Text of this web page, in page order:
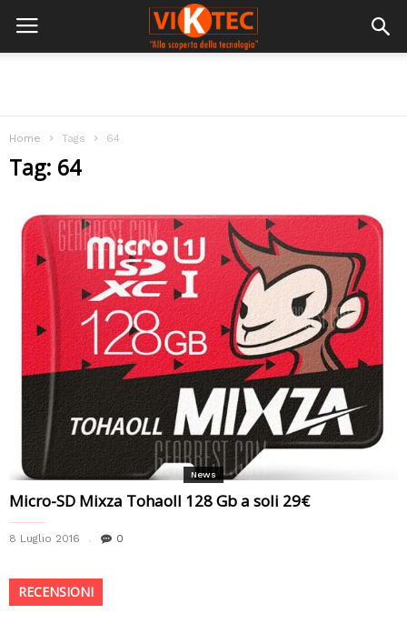
Home Tags 64
Tag: 64
News
Micro-SD Mixza Tohaoll 128 Gb a soli 29€
8 Luglio 2016 0
RECENSIONI